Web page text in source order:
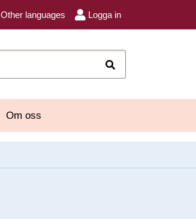
Other languages Logga in
Om oss